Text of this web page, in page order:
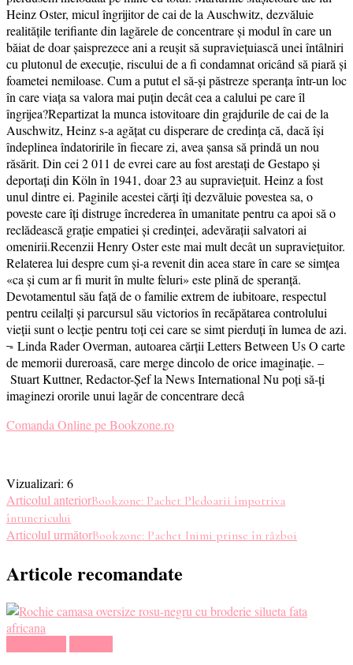
Heinz Oster, micul îngrijitor de cai de la Auschwitz, dezvăluie
realitățile terifiante din lagărele de concentrare și modul în care un
băiat de doar șaisprezece ani a reușit să supraviețuiască unei întâlniri
cu plutonul de execuție, riscului de a fi condamnat oricând să piară și
foametei nemiloase. Cum a putut el să-și păstreze speranța într-un loc
în care viața sa valora mai puțin decât cea a calului pe care îl
îngrijea?Repartizat la munca istovitoare din grajdurile de cai de la
Auschwitz, Heinz s-a agățat cu disperare de credința că, dacă își
îndeplinea îndatoririle în fiecare zi, avea șansa să prindă un nou
răsărit. Din cei 2 011 de evrei care au fost arestați de Gestapo și
deportați din Köln în 1941, doar 23 au supraviețuit. Heinz a fost
unul dintre ei. Paginile acestei cărți îți dezvăluie povestea sa, o
poveste care îți distruge încrederea în umanitate pentru ca apoi să o
reclădească grație empatiei și credinței, adevărații salvatori ai
omenirii.Recenzii Henry Oster este mai mult decât un supraviețuitor.
Relaterea lui despre cum și-a revenit din acea stare în care se simțea
«ca și cum ar fi murit în multe feluri» este plină de speranță.
Devotamentul său față de o familie extrem de iubitoare, respectul
pentru ceilalți și parcursul său victorios în recăpătarea controlului
vieții sunt o lecție pentru toți cei care se simt pierduți în lumea de azi.
̶- Linda Rader Overman, autoarea cărții Letters Between Us O carte
de memorii dureroasă, care merge dincolo de orice imaginație. –
Stuart Kuttner, Redactor-Șef la News International Nu poți să-ți
imaginezi ororile unui lagăr de concentrare decâ
Comanda Online pe Bookzone.ro
Vizualizari: 6
Navigare
în
Articolul anteriorBookzone: Pachet Pledoarii împotriva
întunericului
Articolul următorBookzone: Pachet Inimi prinse în război
Articole recomandate